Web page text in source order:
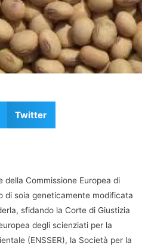
Twitter
Commissione Europea di
di soia geneticamente modificata
sfidando la Corte di Giustizia
degli scienziati per la
(ENSSER), la Società per la